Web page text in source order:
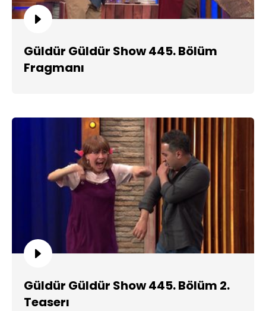
Güldür Güldür Show 445. Bölüm
Fragmanı
Güldür Güldür Show 445. Bölüm 2.
Teaserı